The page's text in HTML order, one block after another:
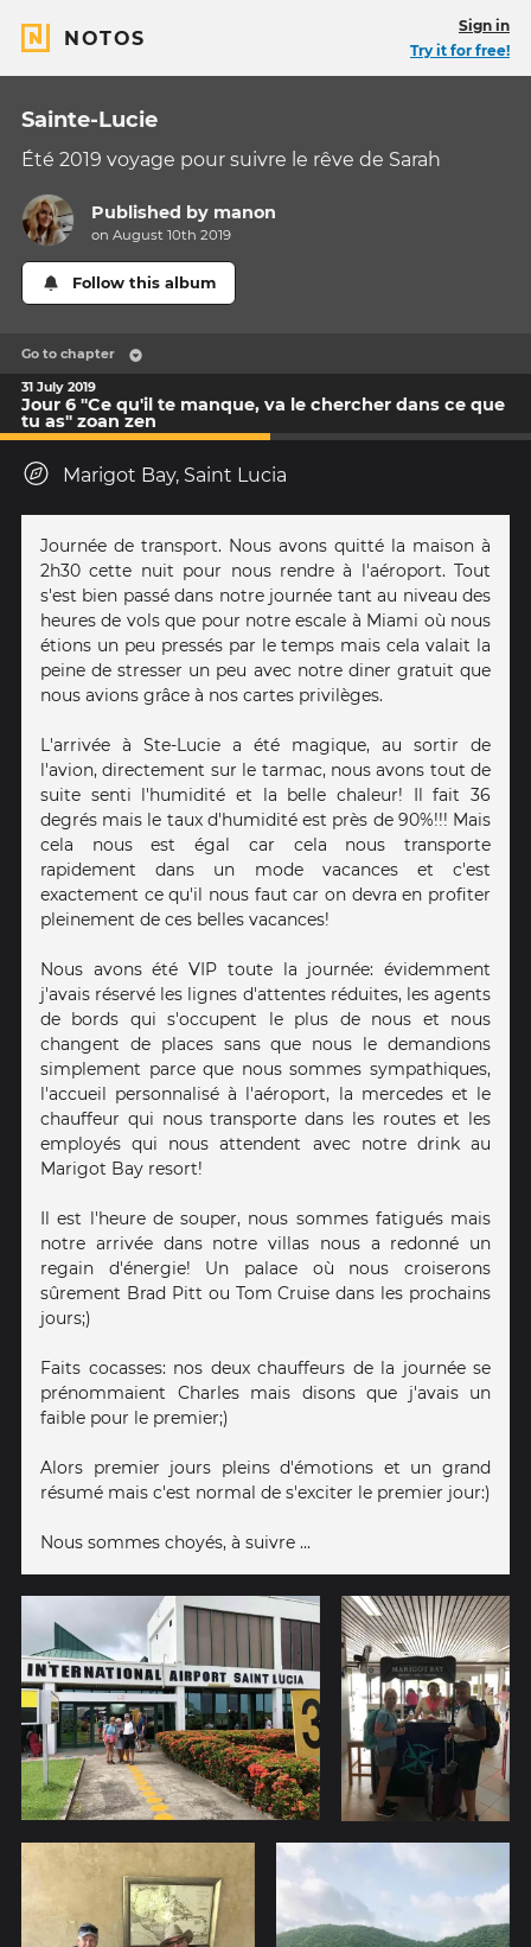
NOTOS
Sign in
Try it for free!
Sainte-Lucie
Été 2019 voyage pour suivre le rêve de Sarah
Published by manon
on August 10th 2019
Follow this album
Go to chapter
31 July 2019
Jour 6 "Ce qu'il te manque, va le chercher dans ce que
tu as" zoan zen
Marigot Bay, Saint Lucia
Journée de transport. Nous avons quitté la maison à
2h30 cette nuit pour nous rendre à l'aéroport. Tout
s'est bien passé dans notre journée tant au niveau des
heures de vols que pour notre escale à Miami où nous
étions un peu pressés par le temps mais cela valait la
peine de stresser un peu avec notre diner gratuit que
nous avions grâce à nos cartes privilèges.
L'arrivée à Ste-Lucie a été magique, au sortir de
l'avion, directement sur le tarmac, nous avons tout de
suite senti l'humidité et la belle chaleur! Il fait 36
degrés mais le taux d'humidité est près de 90%!!! Mais
cela nous est égal car cela nous transporte
rapidement dans un mode vacances et c'est
exactement ce qu'il nous faut car on devra en profiter
pleinement de ces belles vacances!
Nous avons été VIP toute la journée: évidemment
j'avais réservé les lignes d'attentes réduites, les agents
de bords qui s'occupent le plus de nous et nous
changent de places sans que nous le demandions
simplement parce que nous sommes sympathiques,
l'accueil personnalisé à l'aéroport, la mercedes et le
chauffeur qui nous transporte dans les routes et les
employés qui nous attendent avec notre drink au
Marigot Bay resort!
Il est l'heure de souper, nous sommes fatigués mais
notre arrivée dans notre villas nous a redonné un
regain d'énergie! Un palace où nous croiserons
sûrement Brad Pitt ou Tom Cruise dans les prochains
jours;)
Faits cocasses: nos deux chauffeurs de la journée se
prénommaient Charles mais disons que j'avais un
faible pour le premier;)
Alors premier jours pleins d'émotions et un grand
résumé mais c'est normal de s'exciter le premier jour:)
Nous sommes choyés, à suivre ...